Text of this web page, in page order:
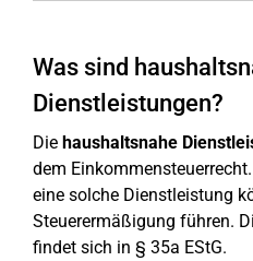
Was sind
Dienstleistungen?
Die haushaltsnahe
dem
eine solche Dienstleistung
Steuerermäßigung führen.
findet sich in § 35a EStG.